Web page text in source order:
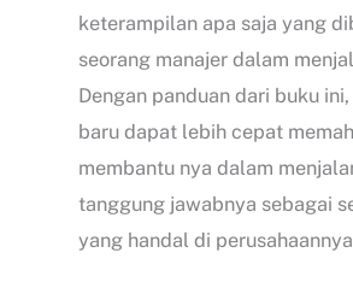
keterampilan apa saja yang
seorang manajer dalam
Dengan panduan dari buku
baru dapat lebih cepat
membantu nya dalam
tanggung jawabnya sebagai
yang handal di